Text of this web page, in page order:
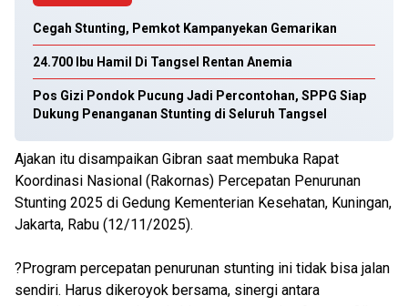
Cegah Stunting, Pemkot Kampanyekan Gemarikan
24.700 Ibu Hamil Di Tangsel Rentan Anemia
Pos Gizi Pondok Pucung Jadi Percontohan, SPPG Siap
Dukung Penanganan Stunting di Seluruh Tangsel
Ajakan itu disampaikan Gibran saat membuka Rapat
Koordinasi Nasional (Rakornas) Percepatan Penurunan
Stunting 2025 di Gedung Kementerian Kesehatan, Kuningan,
Jakarta, Rabu (12/11/2025).
?Program percepatan penurunan stunting ini tidak bisa jalan
sendiri. Harus dikeroyok bersama, sinergi antara